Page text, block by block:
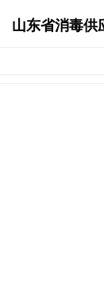
山东省消毒供